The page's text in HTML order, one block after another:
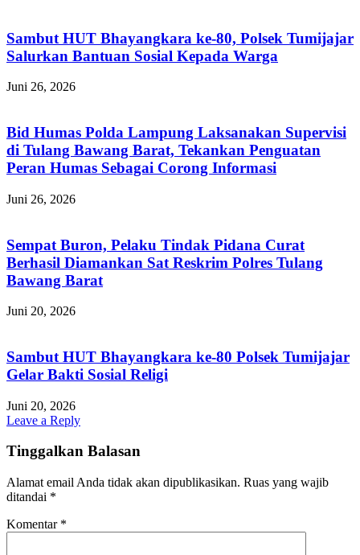
Sambut HUT Bhayangkara ke-80, Polsek Tumijajar
Salurkan Bantuan Sosial Kepada Warga
Juni 26, 2026
Bid Humas Polda Lampung Laksanakan Supervisi
di Tulang Bawang Barat, Tekankan Penguatan
Peran Humas Sebagai Corong Informasi
Juni 26, 2026
Sempat Buron, Pelaku Tindak Pidana Curat
Berhasil Diamankan Sat Reskrim Polres Tulang
Bawang Barat
Juni 20, 2026
Sambut HUT Bhayangkara ke-80 Polsek Tumijajar
Gelar Bakti Sosial Religi
Juni 20, 2026
Leave a Reply
Tinggalkan Balasan
Alamat email Anda tidak akan dipublikasikan. Ruas yang wajib
ditandai *
Komentar *